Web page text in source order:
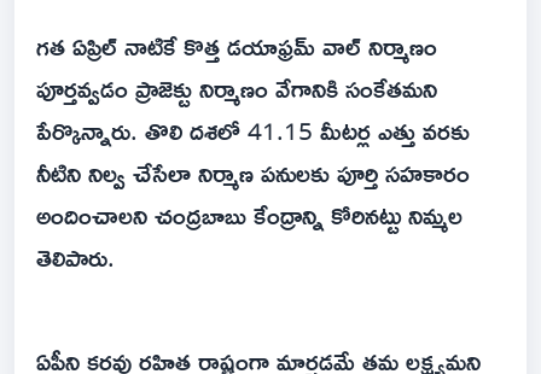
గత ఏప్రిల్ నాటికే కొత్త డయాఫ్రమ్ వాల్ నిర్మాణం
పూర్తవ్వడం ప్రాజెక్టు నిర్మాణం వేగానికి సంకేతమని
పేర్కొన్నారు. తొలి దశలో 41.15 మీటర్ల ఎత్తు వరకు
నీటిని నిల్వ చేసేలా నిర్మాణ పనులకు పూర్తి సహకారం
అందించాలని చంద్రబాబు కేంద్రాన్ని కోరినట్టు నిమ్మల
తెలిపారు.
ఏపీని కరవు రహిత రాష్ట్రంగా మార్చడమే తమ లక్ష్యమని